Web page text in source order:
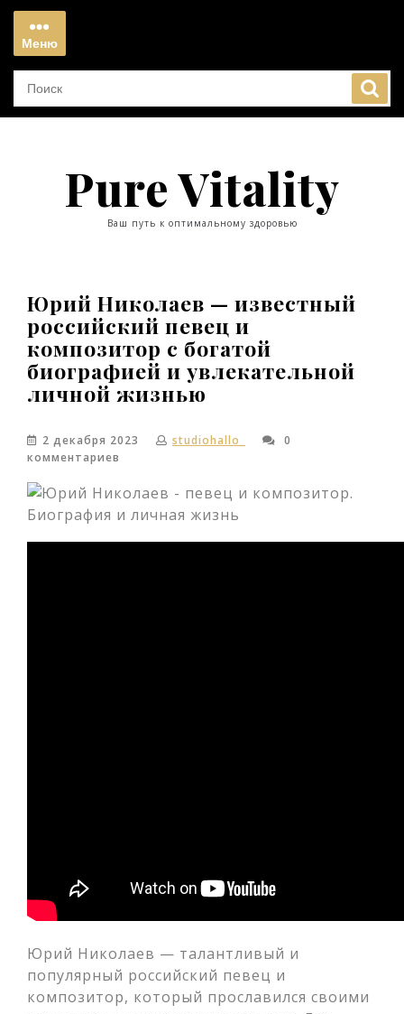
Перейти
содержимому
Меню
Меню
Pure Vitality
Ваш путь к оптимальному здоровью
Юрий Николаев — известный
российский певец и
композитор с богатой
биографией и увлекательной
личной жизнью
2 декабря 2023 studiohallo_
0
комментариев
Юрий Николаев — талантливый и
популярный российский певец и
композитор, который прославился своими